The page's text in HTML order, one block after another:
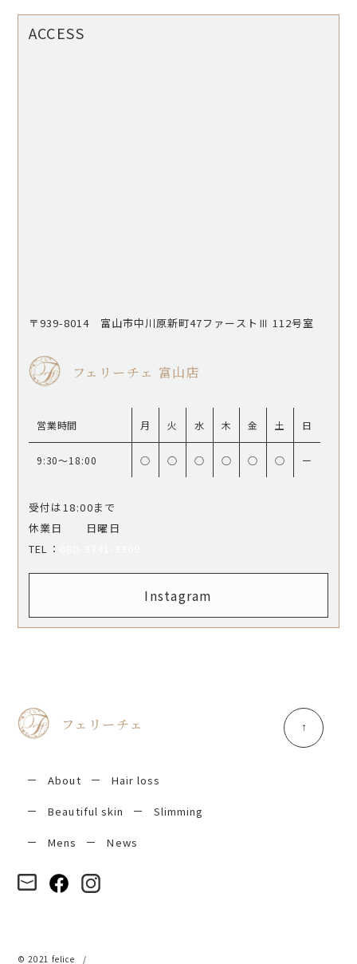
ACCESS
〒939-8014 富山市中川原新町47ファーストⅢ 112号室
フェリーチェ 富山店
営業時間 月 火 水 木 金 土 日
9:30〜18:00 ○ ○ ○ ○ ○ ○ ー
受付は18:00まで
休業日 日曜日
​​​​​​​TEL：
Instagram
フェリーチェ
About Hair loss
Beautiful skin Slimming
Mens News
© 2021 felice /